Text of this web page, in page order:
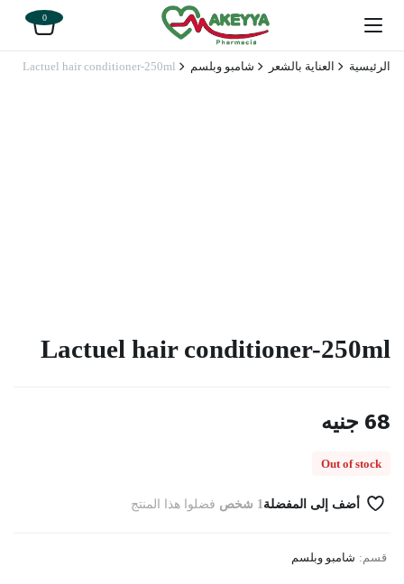
0
الرئيسية العناية بالشعر شامبو وبلسم Lactuel hair conditioner-250ml
Lactuel hair conditioner-250ml
68 جنيه
Out of stock
أضف إلى المفضلة1 شخص فضلوا هذا المنتج
قسم: شامبو وبلسم